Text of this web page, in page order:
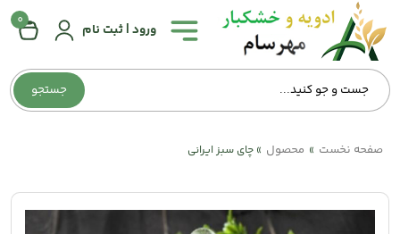
جستجو
ورود | ثبت نام
0
همه
دسته‌بندی‌ها
صفحه
اصلی
صفحه نخست » محصول » چای سبز ایرانی